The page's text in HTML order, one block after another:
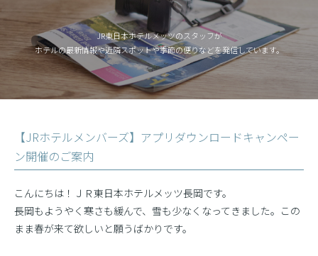
JR東日本ホテルメッツのスタッフが
ホテルの最新情報や近隣スポットや季節の便りなどを発信しています。
【JRホテルメンバーズ】アプリダウンロードキャンペー
ン開催のご案内
こんにちは！ＪＲ東日本ホテルメッツ長岡です。
長岡もようやく寒さも緩んで、雪も少なくなってきました。この
まま春が来て欲しいと願うばかりです。